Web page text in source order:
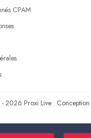
CPAM
2026 Proxi Live . Conception